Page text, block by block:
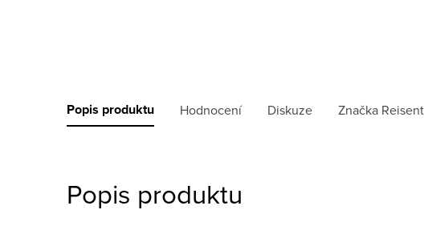
Popis produktu Hodnocení Diskuze Značka
Popis produktu